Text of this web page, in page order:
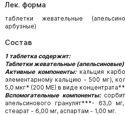
Лек. форма
таблетки жевательные
арбузные)
Состав
1 таблетка содержит:
Таблетки жевательные (апельсиновые)
Активные компоненты: кальция
элементарному кальцию - 500 мг),
5,0 мкг* (200 МЕ) в виде
Вспомогательные компоненты:
апельсинового гранулят***- 63,0
стеарат - 6,00 мг, аспартам - 1,00 мг.